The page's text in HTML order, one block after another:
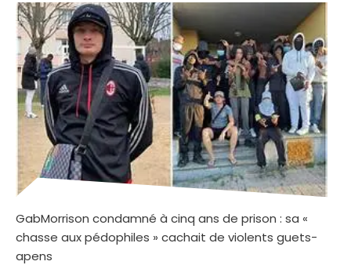
GabMorrison condamné à cinq ans de prison : sa «
chasse aux pédophiles » cachait de violents guets-
apens